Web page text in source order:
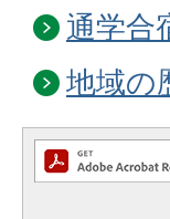
通学合
地域の